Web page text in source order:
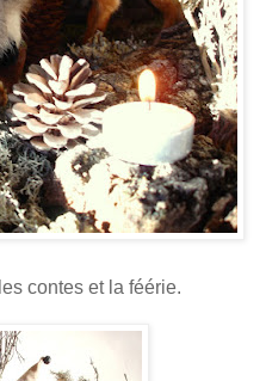
contes et la féérie.